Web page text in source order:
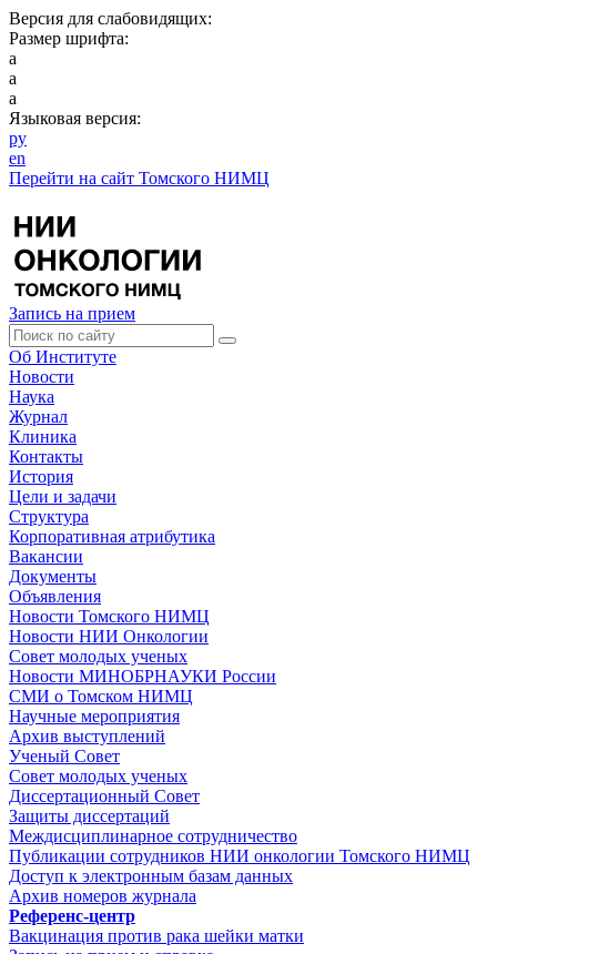
Версия для слабовидящих:
Размер шрифта:
a
a
a
Языковая версия:
ру
en
Перейти на сайт Томского НИМЦ
Запись на прием
Об Институте
Новости
Наука
Журнал
Клиника
Контакты
История
Цели и задачи
Структура
Корпоративная атрибутика
Вакансии
Документы
Объявления
Новости Томского НИМЦ
Новости НИИ Онкологии
Совет молодых ученых
Новости МИНОБРНАУКИ России
СМИ о Томском НИМЦ
Научные мероприятия
Архив выступлений
Ученый Совет
Совет молодых ученых
Диссертационный Совет
Защиты диссертаций
Междисциплинарное сотрудничество
Публикации сотрудников НИИ онкологии Томского НИМЦ
Доступ к электронным базам данных
Архив номеров журнала
Референс-центр
Вакцинация против рака шейки матки